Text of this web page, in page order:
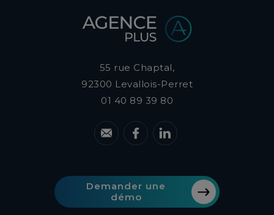
55 rue Chaptal,
92300 Levallois-Perret
01 40 89 39 80
Demander une
démo